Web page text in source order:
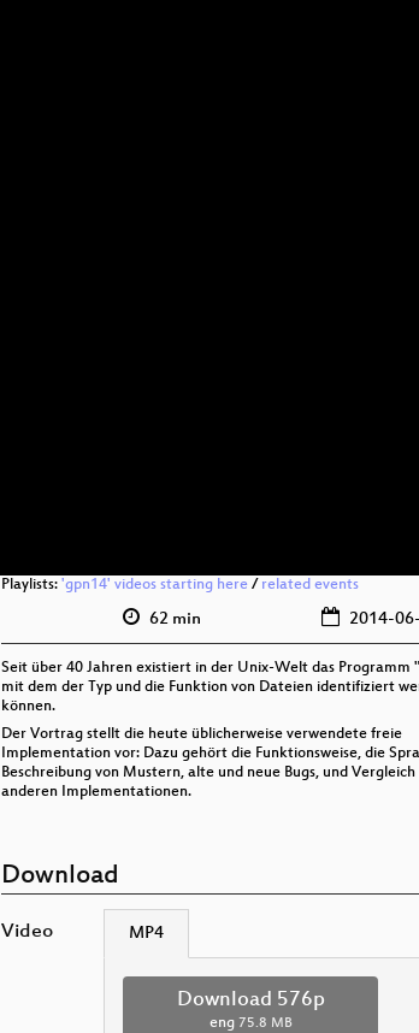
Playlists: 'gpn14' videos starting here / related events
62 min 2014-
Seit über 40 Jahren existiert in der Unix-Welt das Programm
mit dem der Typ und die Funktion von Dateien identifiziert
können.
Der Vortrag stellt die heute üblicherweise verwendete freie
Implementation vor: Dazu gehört die Funktionsweise, die
Beschreibung von Mustern, alte und neue Bugs, und
anderen Implementationen.
Download
Video MP4
Download 576p
eng 75.8 MB